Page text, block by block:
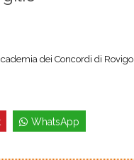
dei Concordi di Rovigo
WhatsApp